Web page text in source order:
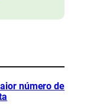
número de